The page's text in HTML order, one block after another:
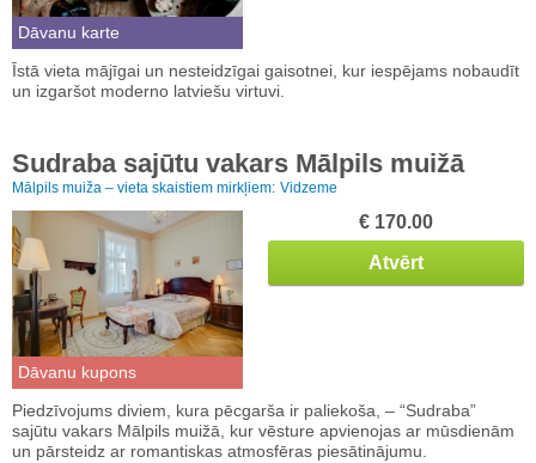
Dāvanu karte
Īstā vieta mājīgai un nesteidzīgai gaisotnei, kur iespējams nobaudīt
un izgaršot moderno latviešu virtuvi.
Sudraba sajūtu vakars Mālpils muižā
Mālpils muiža – vieta skaistiem mirkļiem: Vidzeme
Dāvanu kupons
€ 170.00
Atvērt
Piedzīvojums diviem, kura pēcgarša ir paliekoša, – “Sudraba”
sajūtu vakars Mālpils muižā, kur vēsture apvienojas ar mūsdienām
un pārsteidz ar romantiskas atmosfēras piesātinājumu.